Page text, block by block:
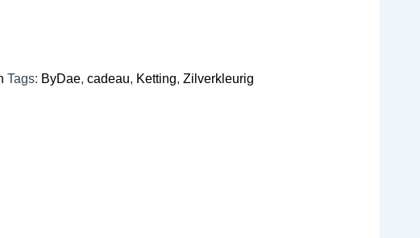
Tags: ByDae, cadeau, Ketting, Zilverkleurig